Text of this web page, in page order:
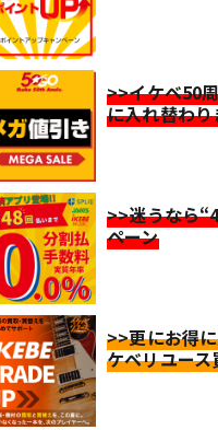
>>イケベ50
に入れ替わ
>>迷うなら
ペーン
>>更にお得
ケベリユー